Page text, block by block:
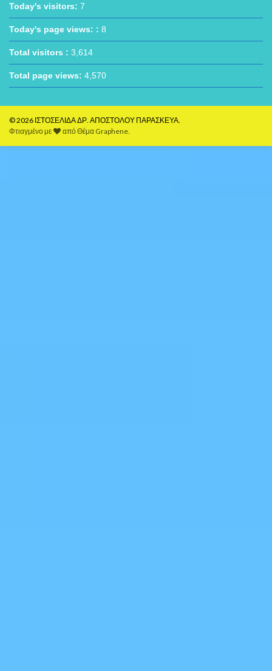
Today's visitors: 7
Today's page views: : 8
Total visitors : 3,614
Total page views: 4,570
© 2026 ΙΣΤΟΣΕΛΙΔΑ ΔΡ. ΑΠΟΣΤΟΛΟΥ ΠΑΡΑΣΚΕΥΑ.
Φτιαγμένο με
απόΘέμα Graphene.